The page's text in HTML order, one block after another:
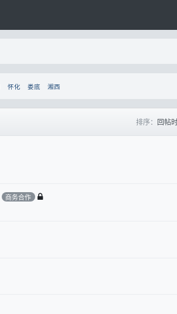
怀化 娄底 湘西
排序： 回帖
商务合作